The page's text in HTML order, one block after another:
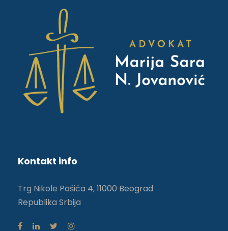
Kontakt info
Trg Nikole Pašića 4, 11000 Beograd
Republika Srbija